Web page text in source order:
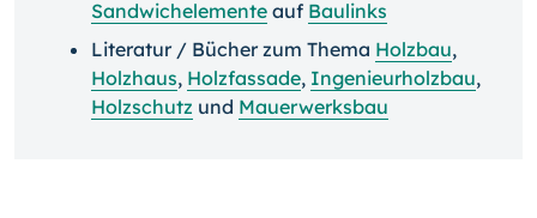
Sandwichelemente auf Baulinks
Literatur / Bücher zum Thema Holzbau,
Holzhaus, Holzfassade, Ingenieurholzbau,
Holzschutz und Mauerwerksbau